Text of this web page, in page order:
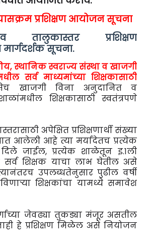
प्रशिक्षण आयोजन सूचना
तालुकास्तर प्रशिक्षण
सूचना.
स्थानिक स्वराज्य संस्था व खाजगी
सर्व माध्यमांच्या शिक्षकासाठी
खाजगी विना अनुदानित व
शिक्षकासाठी स्वतंत्रपणे
अपेक्षित प्रशिक्षणार्थी संख्या
आलेली आहे त्या मर्यादेतच प्रत्येक
दिले जाईल, प्रत्येक शाळेतून इ.१ली
सर्व शिक्षक याचा लाभ घेतील असे
उपलब्धतेनुसार पुढील वर्षी
शिक्षकांचा यामध्ये समावेश
जेवढ्या तुकड्या मंजूर असतील
हे प्रशिक्षण मिळेल असे नियोजन